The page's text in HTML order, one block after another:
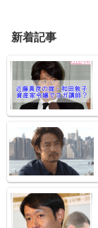
新着記事